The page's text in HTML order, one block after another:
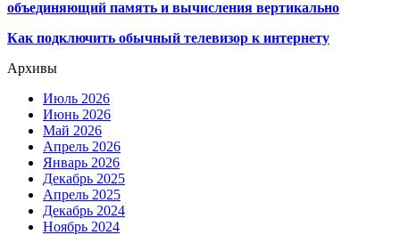
объединяющий память и вычисления вертикально
Как подключить обычный телевизор к интернету
Архивы
Июль 2026
Июнь 2026
Май 2026
Апрель 2026
Январь 2026
Декабрь 2025
Апрель 2025
Декабрь 2024
Ноябрь 2024